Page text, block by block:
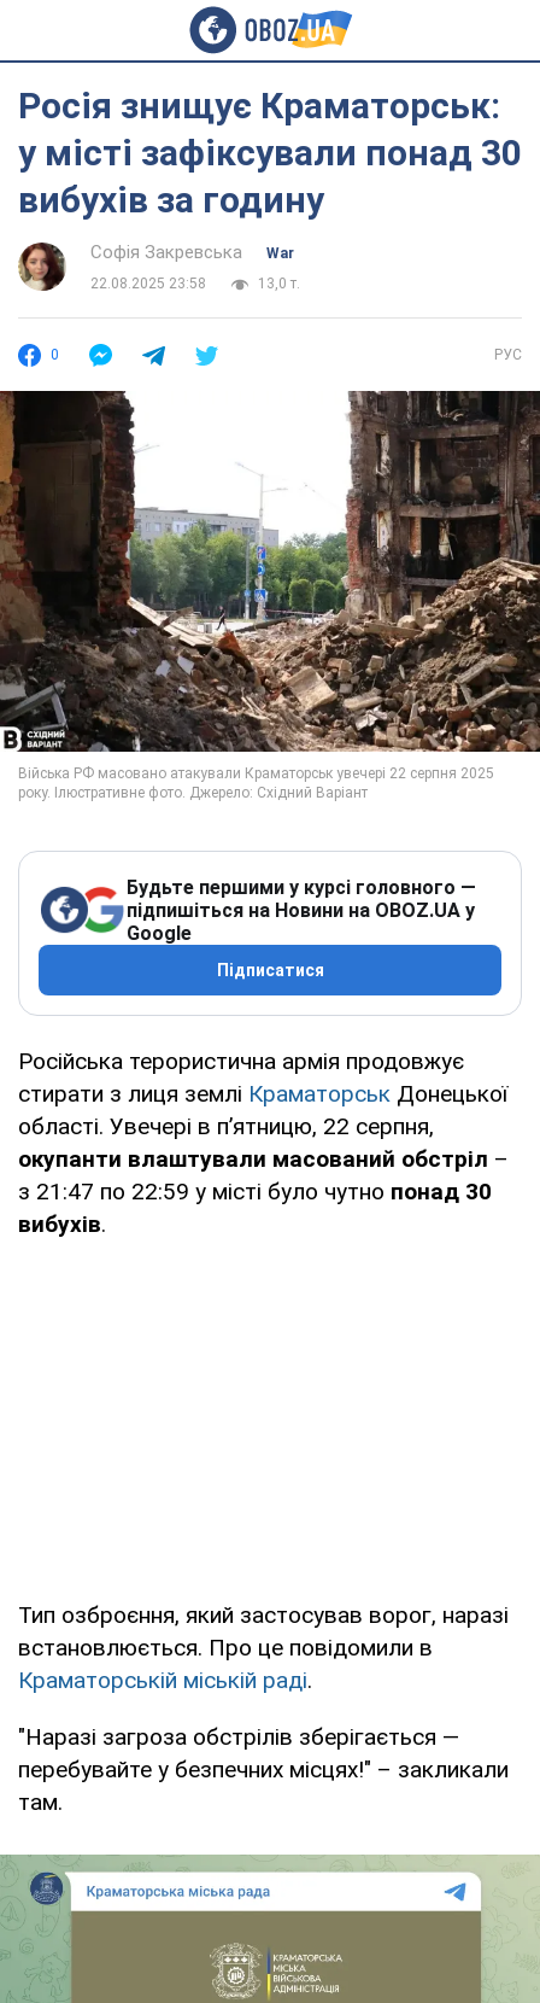
Росія знищує Краматорськ:
у місті зафіксували понад 30
вибухів за годину
Софія Закревська
War
22.08.2025 23:58
13,0 т.
0 РУС
Будьте першими у курсі головного —
підпишіться на Новини на OBOZ.UA у
Google
Підписатися
Російська терористична армія продовжує
стирати з лиця землі Краматорськ Донецької
області. Увечері в пʼятницю, 22 серпня,
окупанти влаштували масований обстріл –
з 21:47 по 22:59 у місті було чутно понад 30
вибухів.
Тип озброєння, який застосував ворог, наразі
встановлюється. Про це повідомили в
Краматорській міській раді.
"Наразі загроза обстрілів зберігається —
перебувайте у безпечних місцях!" – закликали
там.